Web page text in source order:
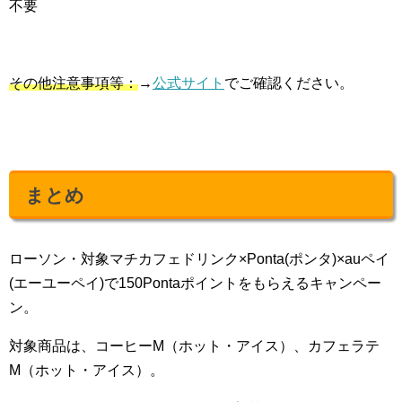
不要
その他注意事項等：→公式サイト でご確認ください。
まとめ
ローソン・対象マチカフェドリンク×Ponta(ポンタ)×auペイ
(エーユーペイ)で150Pontaポイントをもらえるキャンペー
ン。
対象商品は、コーヒーM（ホット・アイス）、カフェラテ
M（ホット・アイス）。